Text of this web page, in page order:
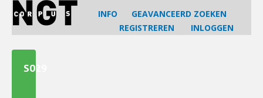
Jump
navigation
INFO
GEAVANCEERD ZOEKEN
REGISTREREN
INLOGGEN
topS029